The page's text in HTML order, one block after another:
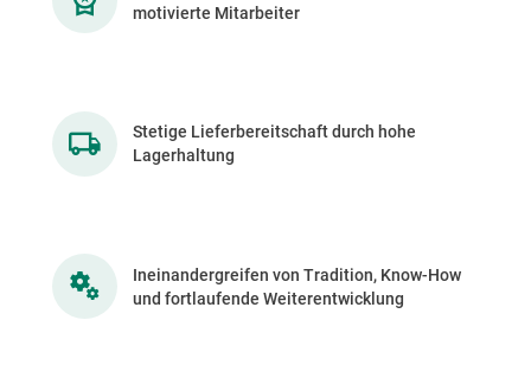
motivierte Mitarbeiter
Stetige Lieferbereitschaft durch hohe
Lagerhaltung
Ineinandergreifen von Tradition, Know-How
und fortlaufende Weiterentwicklung